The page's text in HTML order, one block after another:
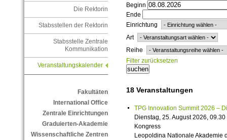
Die Rektorin
Stabsstellen der Rektorin
Stabsstelle Zentrale
Kommunikation
Veranstaltungskalender
Fakultäten
International Office
Zentrale Einrichtungen
Graduierten-Akademie
Wissenschaftliche Zentren
Beginn
Ende
Einrichtung
Art
Reihe
Filter zurücksetzen
18 Veranstaltungen
TPG Innovation Summit 2026 –
Dienstag, 25. August 2026,
Kongress
Leopoldina Nationale Akademie